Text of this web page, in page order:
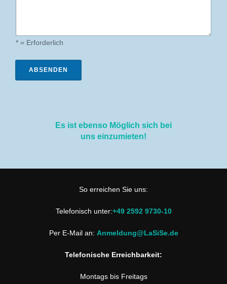
* = Erforderlich
ABSENDEN
Es ist ebenso Möglich sich bei
uns einzumieten!
So erreichen Sie uns:
Telefonisch unter:+49 2592 9730-10
Per E-Mail an: Anmeldung@LaSiSe.de
Telefonische Erreichbarkeit:
Montags bis Freitags